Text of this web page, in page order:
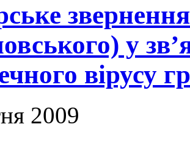
у
вірусу
2009